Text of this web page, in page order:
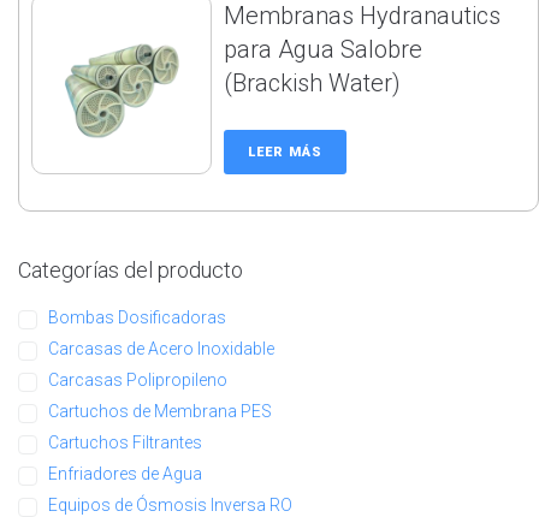
Membranas Hydranautics
para Agua Salobre
(Brackish Water)
LEER MÁS
Categorías del producto
Bombas Dosificadoras
Carcasas de Acero Inoxidable
Carcasas Polipropileno
Cartuchos de Membrana PES
Cartuchos Filtrantes
Enfriadores de Agua
Equipos de Ósmosis Inversa RO